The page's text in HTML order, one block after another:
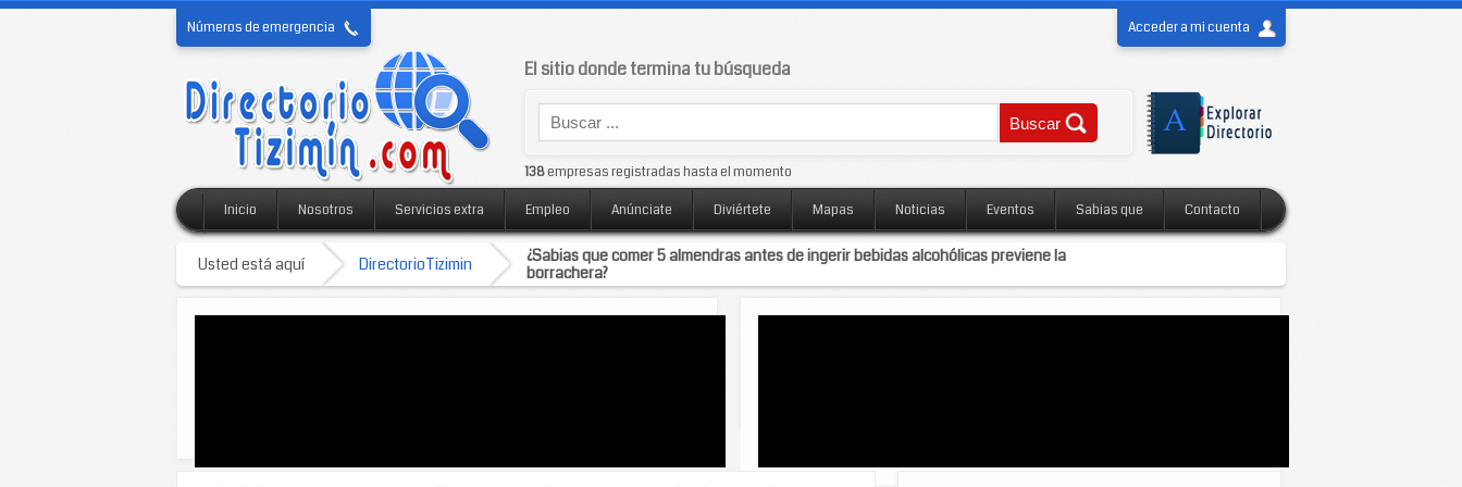
Números de emergencia Acceder a mi cuenta
El sitio donde termina tu búsqueda
138empresas registradas hasta el momento
Inicio Nosotros Servicios extra Empleo Anúnciate Diviértete Mapas Noticias Eventos Sabias que Contacto
Usted está aquí DirectorioTizimin
¿Sabias que comer 5 almendras antes de ingerir bebidas alcohólicas previene la
borrachera?